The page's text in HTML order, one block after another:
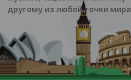
другому из любой точки мира